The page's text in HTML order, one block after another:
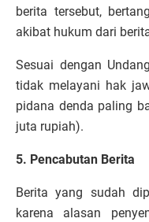
berita tersebut,
akibat hukum dari
Sesuai dengan
tidak melayani hak
pidana denda paling
juta rupiah).
5. Pencabutan Berita
Berita yang sudah
karena alasan